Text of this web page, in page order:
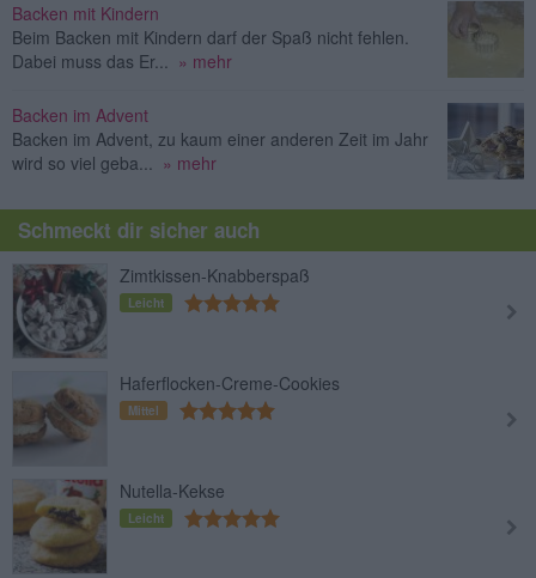
Backen mit Kindern
Beim Backen mit Kindern darf der Spaß nicht fehlen.
Dabei muss das Er... » mehr
Backen im Advent
Backen im Advent, zu kaum einer anderen Zeit im Jahr
wird so viel geba... » mehr
Schmeckt dir sicher auch
Zimtkissen-Knabberspaß
Leicht
Haferflocken-Creme-Cookies
Mittel
Nutella-Kekse
Leicht